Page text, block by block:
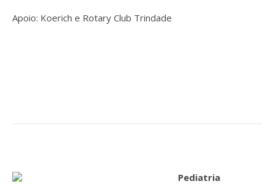
Apoio: Koerich e Rotary Club Trindade
Pediatria